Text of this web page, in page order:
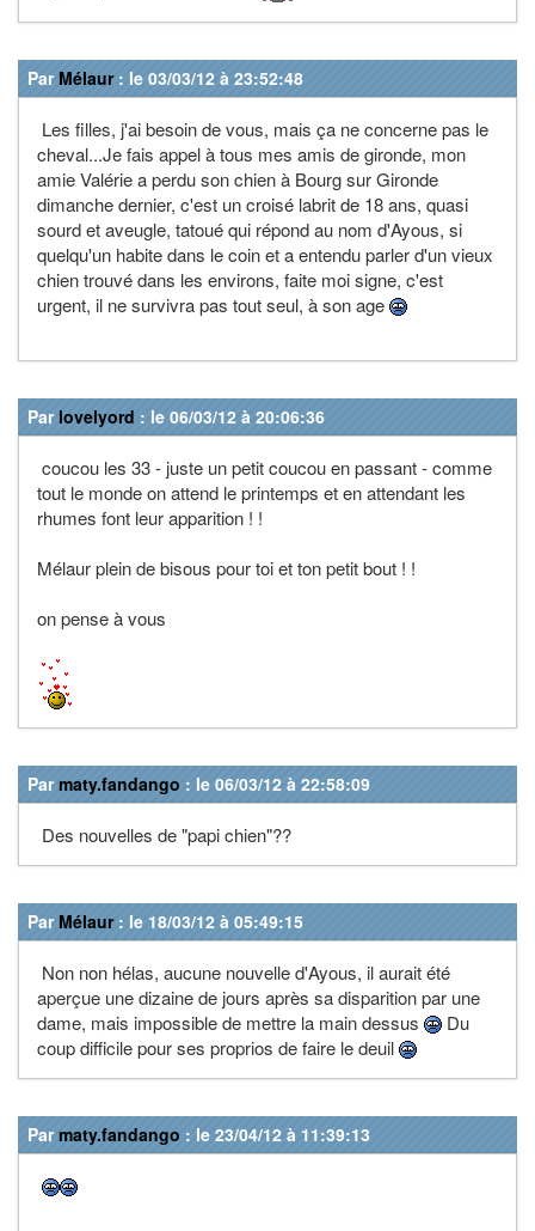
Par Mélaur: le 03/03/12 à 23:52:48
Les filles, j'ai besoin de vous, mais ça ne concerne pas le
cheval...Je fais appel à tous mes amis de gironde, mon
amie Valérie a perdu son chien à Bourg sur Gironde
dimanche dernier, c'est un croisé labrit de 18 ans, quasi
sourd et aveugle, tatoué qui répond au nom d'Ayous, si
quelqu'un habite dans le coin et a entendu parler d'un vieux
chien trouvé dans les environs, faite moi signe, c'est
urgent, il ne survivra pas tout seul, à son age
Par lovelyord : le 06/03/12 à 20:06:36
coucou les 33 - juste un petit coucou en passant - comme
tout le monde on attend le printemps et en attendant les
rhumes font leur apparition ! !
Mélaur plein de bisous pour toi et ton petit bout ! !
on pense à vous
Parmaty.fandango : le 06/03/12 à 22:58:09
Des nouvelles de "papi chien"??
Par Mélaur: le 18/03/12 à 05:49:15
Non non hélas, aucune nouvelle d'Ayous, il aurait été
aperçue une dizaine de jours après sa disparition par une
dame, mais impossible de mettre la main dessus
Du
coup difficile pour ses proprios de faire le deuil
Parmaty.fandango : le 23/04/12 à 11:39:13